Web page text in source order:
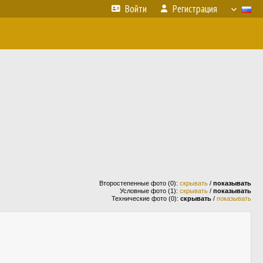
Войти Регистрация
Второстепенные фото (0): скрывать / показывать
Условные фото (1): скрывать / показывать
Технические фото (0): скрывать / показывать